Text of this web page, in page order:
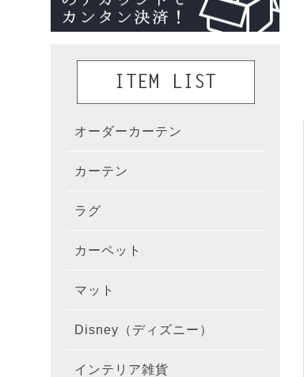
オーダーカーテン
カーテン
ラグ
カーペット
マット
Disney（ディズニー）
インテリア雑貨